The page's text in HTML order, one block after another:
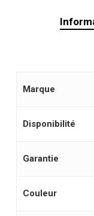
Marque
Disponibilité
Garantie
Couleur